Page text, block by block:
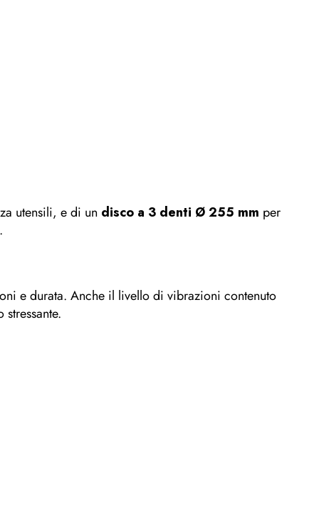
utensili, e di un disco a 3 denti Ø 255 mm per
e durata. Anche il livello di vibrazioni contenuto